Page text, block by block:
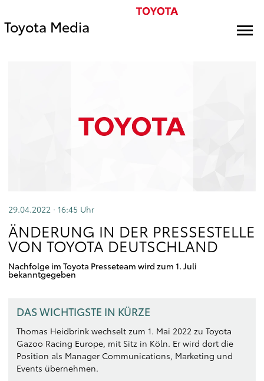
Toyota Media
29.04.2022 · 16:45 Uhr
ÄNDERUNG IN DER PRESSESTELLE
VON TOYOTA DEUTSCHLAND
Nachfolge im Toyota Presseteam wird zum 1. Juli
bekanntgegeben
DAS WICHTIGSTE IN KÜRZE
Thomas Heidbrink wechselt zum 1. Mai 2022 zu Toyota
Gazoo Racing Europe, mit Sitz in Köln. Er wird dort die
Position als Manager Communications, Marketing und
Events übernehmen.